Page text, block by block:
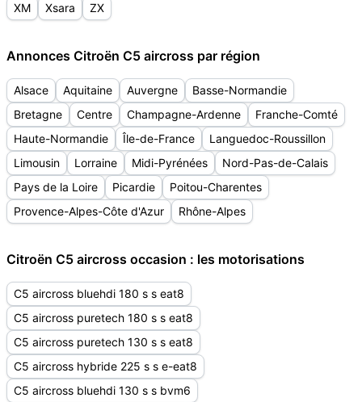
XM
Xsara ZX
Annonces Citroën C5 aircross par région
Alsace Aquitaine Auvergne
Basse-Normandie
Bretagne
Centre Champagne-Ardenne
Franche-Comté
Haute-Normandie
Île-de-France
Languedoc-Roussillon
Limousin
Lorraine Midi-Pyrénées
Nord-Pas-de-Calais
Pays de la Loire
Picardie
Poitou-Charentes
Provence-Alpes-Côte d'Azur
Rhône-Alpes
Citroën C5 aircross occasion : les motorisations
C5 aircross bluehdi 180 s s eat8
C5 aircross puretech 180 s s eat8
C5 aircross puretech 130 s s eat8
C5 aircross hybride 225 s s e-eat8
C5 aircross bluehdi 130 s s bvm6